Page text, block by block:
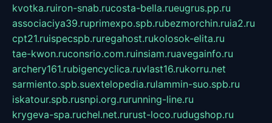
kvotka.ruiron-snab.rucosta-bella.rueugrus.pp.ru
associaciya39.ruprimexpo.spb.rubezmorchin.ruia2.ru
cpt21.ruispecspb.ruregahost.rukolosok-elita.ru
tae-kwon.ruconsrio.com.ruinsiam.ruavegainfo.ru
archery161.rubigencyclica.ruvlast16.rukorru.net
sarmiento.spb.suextelopedia.rulammin-suo.spb.ru
iskatour.spb.rusnpi.org.rurunning-line.ru
krygeva-spa.ruchel.net.rurust-loco.rudugshop.ru